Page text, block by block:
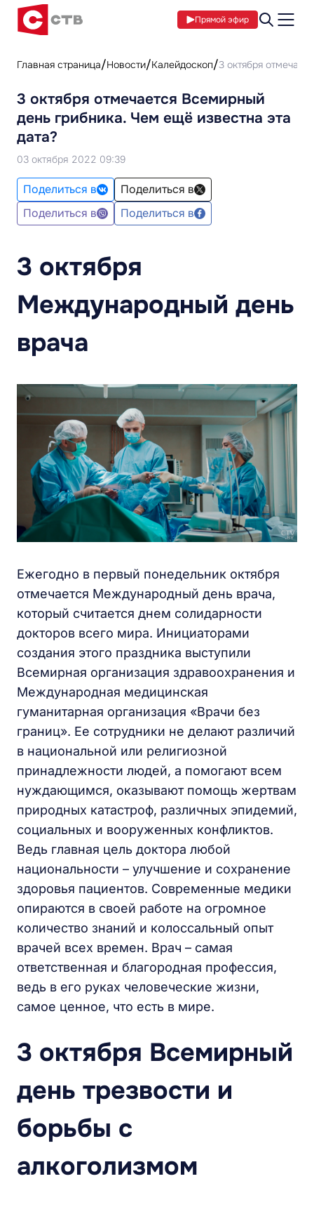
Прямой эфир
Главная страница Новости Калейдоскоп 3 октября
3 октября отмечается Всемирный
день грибника. Чем ещё известна эта
дата?
03 октября 2022 09:39
Поделиться в
Поделиться в
Поделиться в
Поделиться в
3 октября
Международный день
врача
Ежегодно в первый понедельник октября
отмечается Международный день врача,
который считается днем солидарности
докторов всего мира. Инициаторами
создания этого праздника выступили
Всемирная организация здравоохранения и
Международная медицинская
гуманитарная организация «Врачи без
границ». Ее сотрудники не делают различий
в национальной или религиозной
принадлежности людей, а помогают всем
нуждающимся, оказывают помощь жертвам
природных катастроф, различных эпидемий,
социальных и вооруженных конфликтов.
Ведь главная цель доктора любой
национальности – улучшение и сохранение
здоровья пациентов. Современные медики
опираются в своей работе на огромное
количество знаний и колоссальный опыт
врачей всех времен. Врач – самая
ответственная и благородная профессия,
ведь в его руках человеческие жизни,
самое ценное, что есть в мире.
3 октября Всемирный
день трезвости и
борьбы с
алкоголизмом